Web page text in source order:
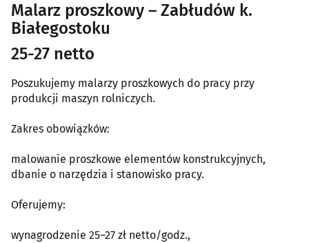
Malarz proszkowy – Zabłudów k.
Białegostoku
25-27 netto
Poszukujemy malarzy proszkowych do pracy przy
produkcji maszyn rolniczych.
Zakres obowiązków:
malowanie proszkowe elementów konstrukcyjnych,
dbanie o narzędzia i stanowisko pracy.
Oferujemy:
wynagrodzenie 25–27 zł netto/godz.,